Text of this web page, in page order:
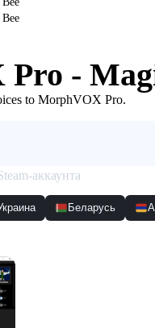
-
to MorphVOX Pro.
аккаунта
Беларусь